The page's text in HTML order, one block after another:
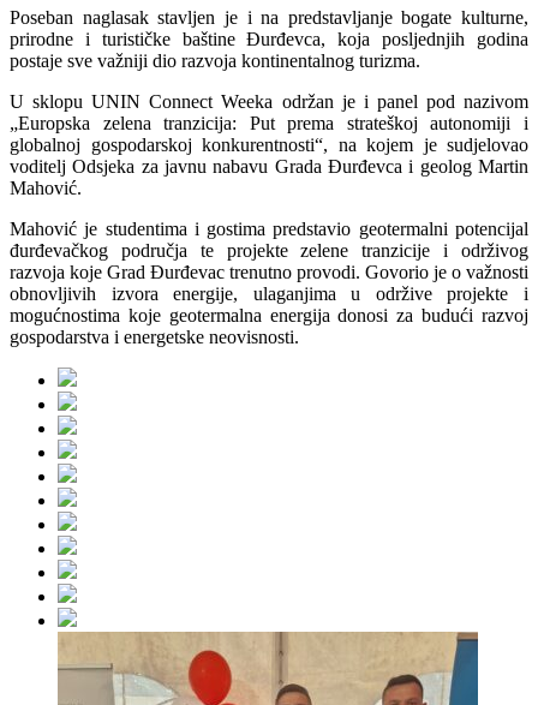
Poseban naglasak stavljen je i na predstavljanje bogate kulturne,
prirodne i turističke baštine Đurđevca, koja posljednjih godina
postaje sve važniji dio razvoja kontinentalnog turizma.
U sklopu UNIN Connect Weeka održan je i panel pod nazivom
„Europska zelena tranzicija: Put prema strateškoj autonomiji i
globalnoj gospodarskoj konkurentnosti“, na kojem je sudjelovao
voditelj Odsjeka za javnu nabavu Grada Đurđevca i geolog Martin
Mahović.
Mahović je studentima i gostima predstavio geotermalni potencijal
đurđevačkog područja te projekte zelene tranzicije i održivog
razvoja koje Grad Đurđevac trenutno provodi. Govorio je o važnosti
obnovljivih izvora energije, ulaganjima u održive projekte i
mogućnostima koje geotermalna energija donosi za budući razvoj
gospodarstva i energetske neovisnosti.